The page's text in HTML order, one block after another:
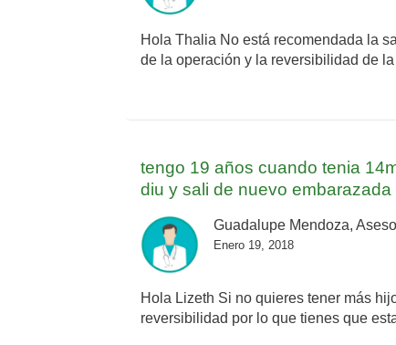
Hola Thalia No está recomendada la
de la operación y la reversibilidad de la
tengo 19 años cuando tenia
diu y sali de nuevo
Guadalupe Mendoza,
Enero 19, 2018
Hola Lizeth Si no quieres tener más
reversibilidad por lo que tienes que